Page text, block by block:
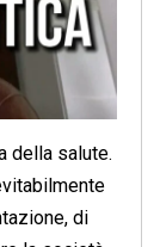
della salute.
di